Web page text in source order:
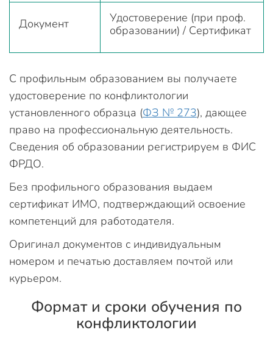
Документ
Удостоверение (при проф.
образовании) / Сертификат
С профильным образованием вы получаете
удостоверение по конфликтологии
установленного образца (ФЗ № 273), дающее
право на профессиональную деятельность.
Сведения об образовании регистрируем в ФИС
ФРДО.
Без профильного образования выдаем
сертификат ИМО, подтверждающий освоение
компетенций для работодателя.
Оригинал документов с индивидуальным
номером и печатью доставляем почтой или
курьером.
Формат и сроки обучения по
конфликтологии